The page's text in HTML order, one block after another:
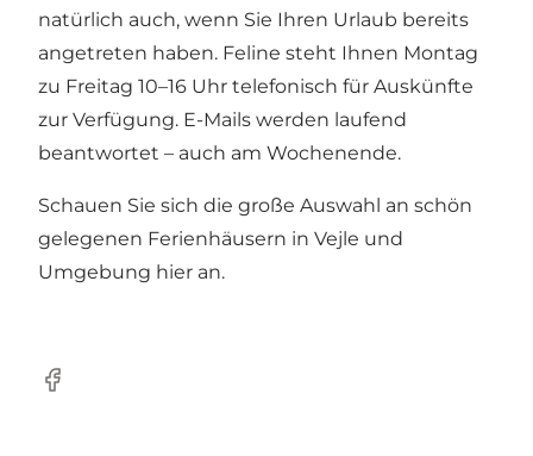
natürlich auch, wenn Sie Ihren Urlaub bereits
angetreten haben. Feline steht Ihnen Montag
zu Freitag 10–16 Uhr telefonisch für Auskünfte
zur Verfügung. E-Mails werden laufend
beantwortet – auch am Wochenende.
Schauen Sie sich die große Auswahl an schön
gelegenen Ferienhäusern in Vejle und
Umgebung hier an.
Facebook